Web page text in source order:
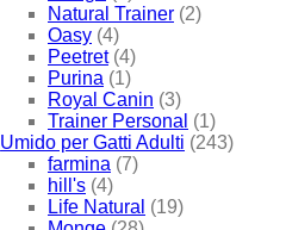
Natural Trainer (2)
Oasy (4)
Peetret (4)
Purina (1)
Royal Canin (3)
Trainer Personal (1)
Umido per Gatti Adulti (243)
farmina (7)
hill's (4)
Life Natural (19)